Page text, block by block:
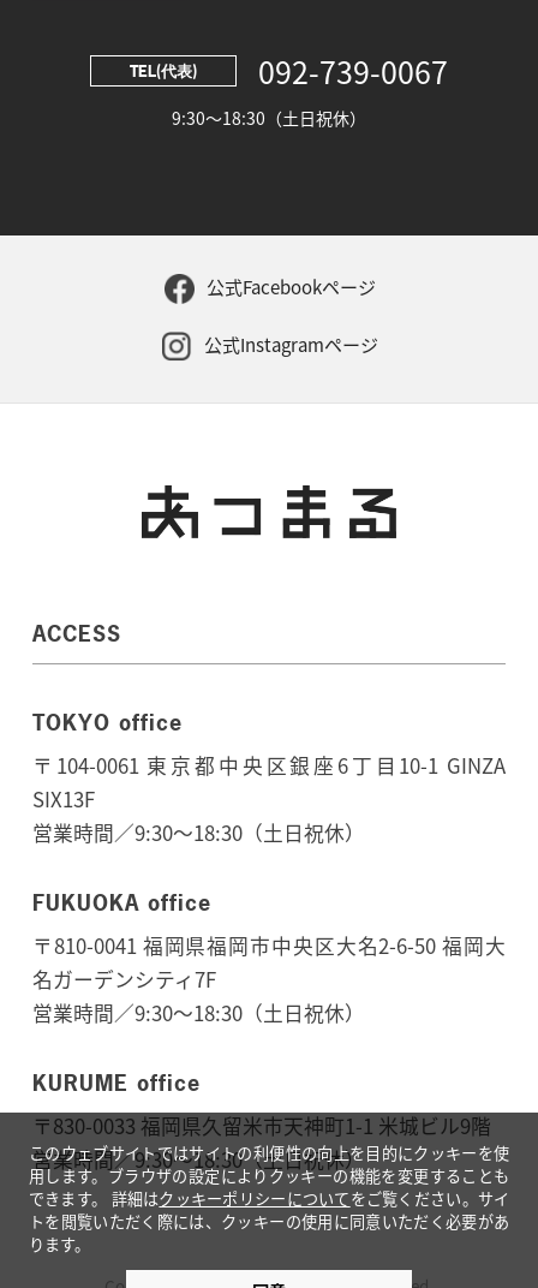
TEL(代表) 092-739-0067
9:30～18:30（土日祝休）
公式Facebookページ
公式Instagramページ
ACCESS
TOKYO office
〒104-0061 東京都中央区銀座6丁目10-1 GINZA
SIX13F
営業時間／9:30～18:30（土日祝休）
FUKUOKA office
〒810-0041 福岡県福岡市中央区大名2-6-50 福岡大
名ガーデンシティ7F
営業時間／9:30～18:30（土日祝休）
KURUME office
〒830-0033 福岡県久留米市天神町1-1 米城ビル9階
営業時間／9:30〜18:30（土日祝休）
このウェブサイトではサイトの利便性の向上を目的にクッキーを使
用します。ブラウザの設定によりクッキーの機能を変更することも
できます。
詳細はクッキーポリシーについてをご覧ください。サイ
トを閲覧いただく際には、クッキーの使用に同意いただく必要があ
ります。